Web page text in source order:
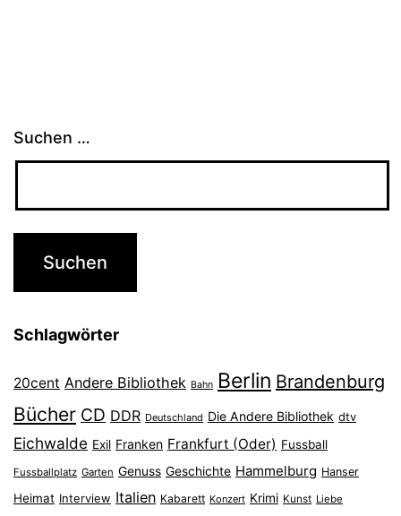
Suchen …
Schlagwörter
20cent Andere Bibliothek Bahn Berlin Brandenburg
Bücher CD DDR Deutschland Die Andere Bibliothek dtv
Eichwalde Exil Franken Frankfurt (Oder) Fussball
Fussballplatz Garten Genuss Geschichte Hammelburg Hanser
Heimat Interview Italien Kabarett Konzert Krimi Kunst Liebe